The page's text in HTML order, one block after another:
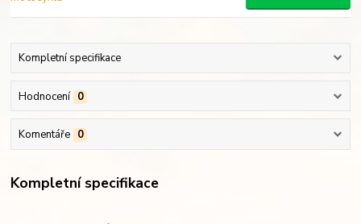
Kompletní specifikace
Hodnocení 0
Komentáře 0
Kompletní specifikace